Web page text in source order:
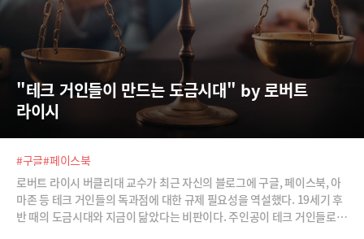
"테크 거인들이 만드는 도금시대" by 로버트
라이시
#구글#페이스북
로버트 라이시 버클리대 교수가 최근 자신의 블로그에 구글, 페이스북, 아
마존 등 테크 거인들의 독과점에 대한 규제 필요성을 역설했다. 19세기 후
반 때의 도금시대와 지금이 닮았다는 비판이다. 주인공이 테크 거인들로